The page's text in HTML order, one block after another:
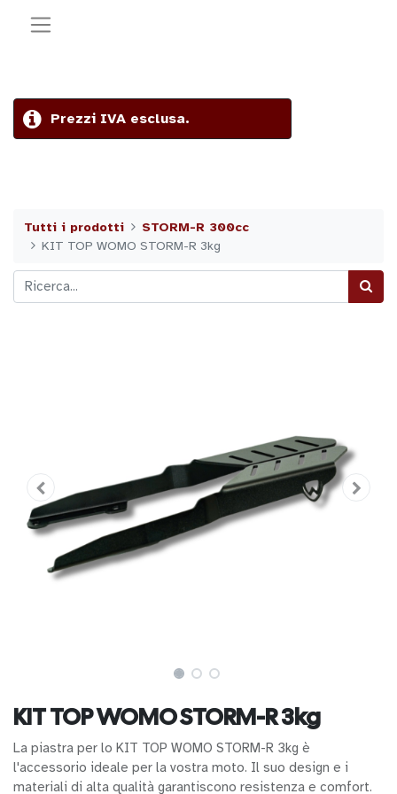
Prezzi IVA esclusa.
Tutti i prodotti
STORM-R 300cc
KIT TOP WOMO STORM-R 3kg
KIT TOP WOMO STORM-R 3kg
La piastra per lo KIT TOP WOMO STORM-R 3kg è
l'accessorio ideale per la vostra moto. Il suo design e i
materiali di alta qualità garantiscono resistenza e comfort.